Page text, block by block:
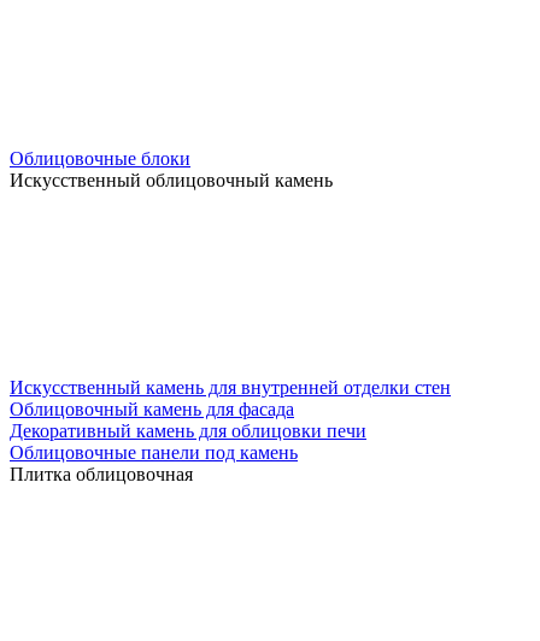
Облицовочные блоки
Искусственный облицовочный камень
Искусственный камень для внутренней отделки стен
Облицовочный камень для фасада
Декоративный камень для облицовки печи
Облицовочные панели под камень
Плитка облицовочная